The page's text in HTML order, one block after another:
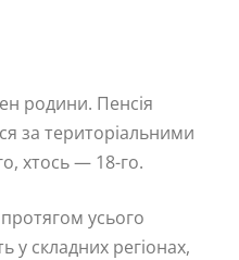
родини. Пенсія
за територіальними
хтось — 18-го.
усього
у складних регіонах,